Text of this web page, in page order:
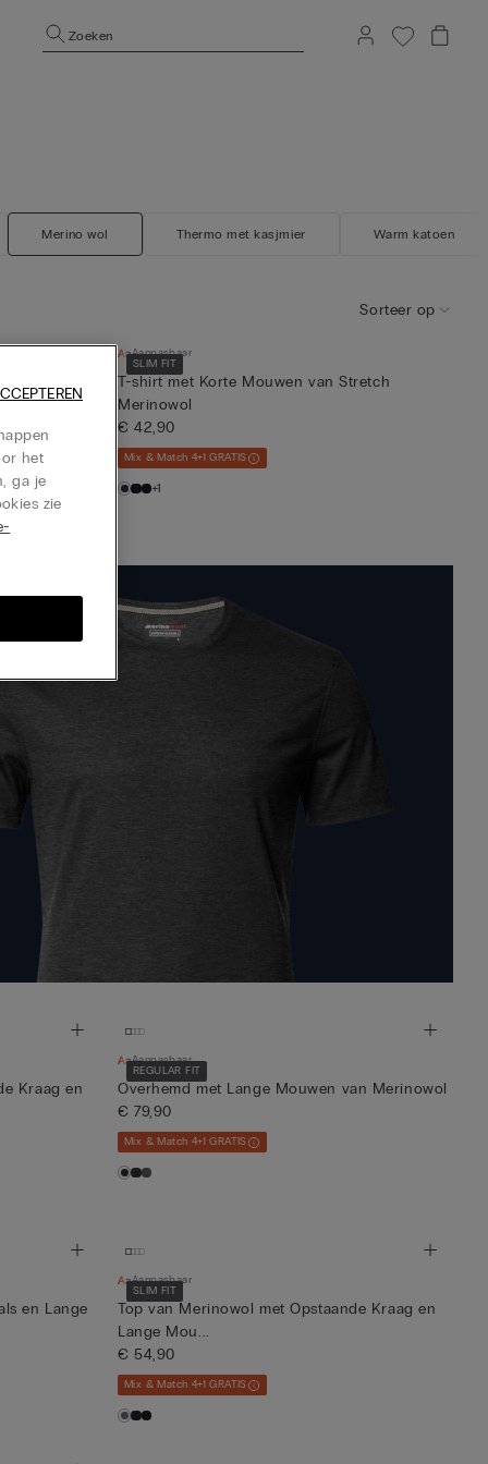
Zoeken
Merino wol Thermo met kasjmier Warm katoen
Sorteer op
SLIM FIT
Aanpasbaar
T-shirt met Korte Mouwen van Stretch
Merinowol
€ 42,90
Mix & Match 4+1 GRATIS
+1
Kraag en
REGULAR FIT
Aanpasbaar
Overhemd met Lange Mouwen van Merinowol
€ 79,90
Mix & Match 4+1 GRATIS
en Lange
SLIM FIT
Aanpasbaar
Top van Merinowol met Opstaande Kraag en
Lange Mou...
€ 54,90
Mix & Match 4+1 GRATIS
het
ga je
zie